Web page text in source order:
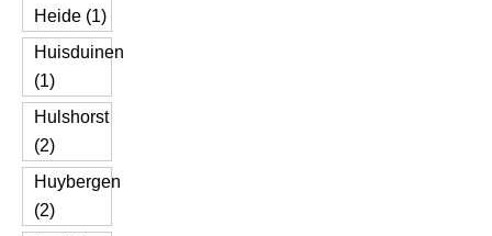
Heide (1)
Huisduinen
(1)
Hulshorst
(2)
Huybergen
(2)